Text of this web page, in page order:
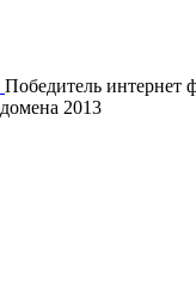
Победитель интернет
домена 2013